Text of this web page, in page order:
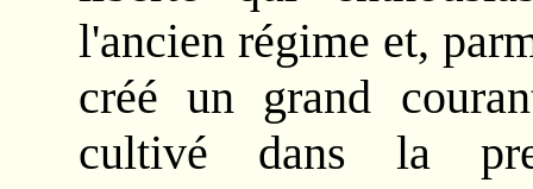
l'ancien régime et,
créé un grand
cultivé dans la